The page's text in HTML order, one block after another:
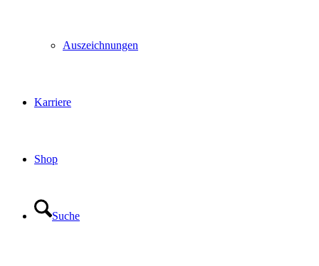
Auszeichnungen
Karriere
Shop
Suche